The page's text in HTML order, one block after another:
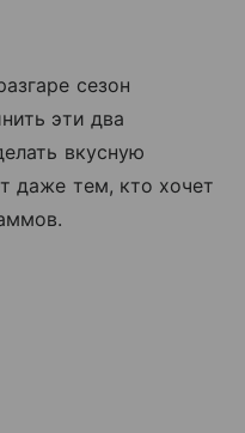
сезон
эти два
вкусную
даже тем, кто хочет